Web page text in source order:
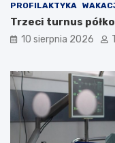
PROFILAKTYKA
Trzeci turnus
10 sierpnia 2026